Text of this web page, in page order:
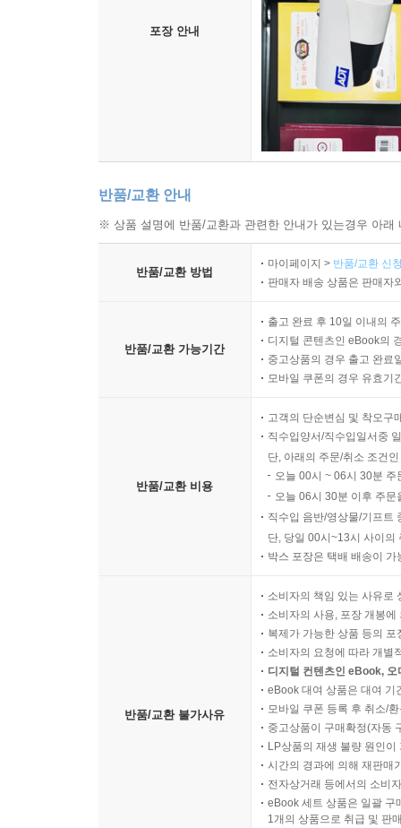
포장 안내
반품/교환 안내
※ 상품 설명에 반품/교환과 관련한 안내가 있는경우 아
반품/교환 방법
마이페이지 > 반품/교환 신
판매자 배송 상품은 판매자
반품/교환 가능기간
출고 완료 후 10일 이내의
디지털 콘텐츠인 eBook의
중고상품의 경우 출고 완료
모바일 쿠폰의 경우 유효기
반품/교환 비용
고객의 단순변심 및 착오구
직수입양서/직수입일서중
단, 아래의 주문/취소 조건
오늘 00시 ~ 06시 30분
오늘 06시 30분 이후 주
직수입 음반/영상물/기프트
단, 당일 00시~13시 사이의
박스 포장은 택배 배송이
반품/교환 불가사유
소비자의 책임 있는 사유로
소비자의 사용, 포장 개봉
복제가 가능한 상품 등의
소비자의 요청에 따라 개별
디지털 컨텐츠인 eBook,
eBook 대여 상품은 대여 기
모바일 쿠폰 등록 후 취소/
중고상품이 구매확정(자동
LP상품의 재생 불량 원인
시간의 경과에 의해 재판매
전자상거래 등에서의 소비
eBook 세트 상품은 일괄 구
1개의 상품으로 취급 및 판